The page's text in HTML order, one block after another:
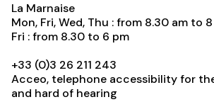
La Marnaise
Mon, Fri, Wed, Thu : from 8.30 am to
Fri : from 8.30 to 6 pm
+33 (0)3 26 211 243
Acceo, telephone accessibility for
and hard of hearing